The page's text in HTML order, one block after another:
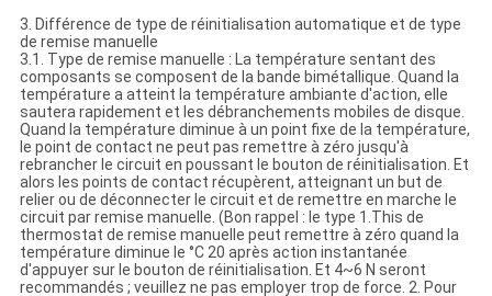
3. Différence de type de réinitialisation automatique et de type
de remise manuelle
3.1. Type de remise manuelle : La température sentant des
composants se composent de la bande bimétallique. Quand la
température a atteint la température ambiante d'action, elle
sautera rapidement et les débranchements mobiles de disque.
Quand la température diminue à un point fixe de la température,
le point de contact ne peut pas remettre à zéro jusqu'à
rebrancher le circuit en poussant le bouton de réinitialisation. Et
alors les points de contact récupèrent, atteignant un but de
relier ou de déconnecter le circuit et de remettre en marche le
circuit par remise manuelle. (Bon rappel : le type 1.This de
thermostat de remise manuelle peut remettre à zéro quand la
température diminue le °C 20 après action instantanée
d'appuyer sur le bouton de réinitialisation. Et 4~6 N seront
recommandés ; veuillez ne pas employer trop de force. 2. Pour